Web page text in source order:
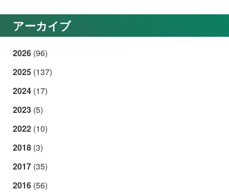
アーカイブ
2026 (96)
2025 (137)
2024 (17)
2023 (5)
2022 (10)
2018 (3)
2017 (35)
2016 (56)